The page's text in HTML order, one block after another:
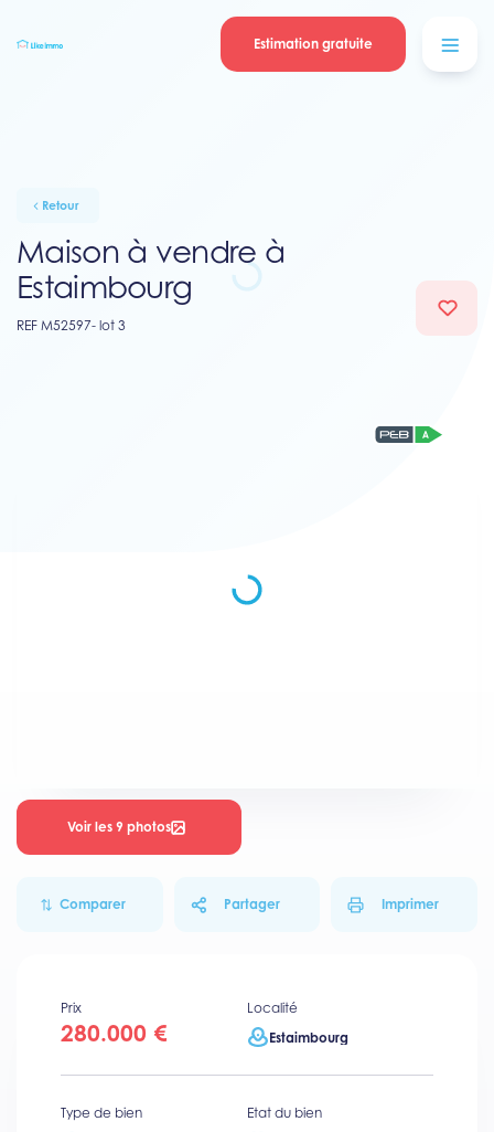
Estimation gratuite
Retour
Maison à vendre à
Estaimbourg
REF M52597- lot 3
Voir les 9 photos
Comparer Partager Imprimer
Prix
280.000 €
Localité
Estaimbourg
Type de bien
Etat du bien